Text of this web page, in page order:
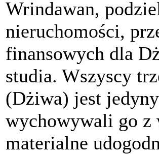
Wrindawan,
nieruchomości,
finansowych dla
studia. Wszyscy
(Dżiwa) jest
wychowywali go z
materialne